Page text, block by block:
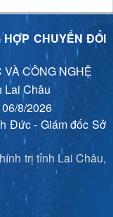
CHUYỂN ĐỔI
CÔNG NGHỆ
Lai Châu
8/2026
Đức - Giám đốc Sở
trị tỉnh Lai Châu,